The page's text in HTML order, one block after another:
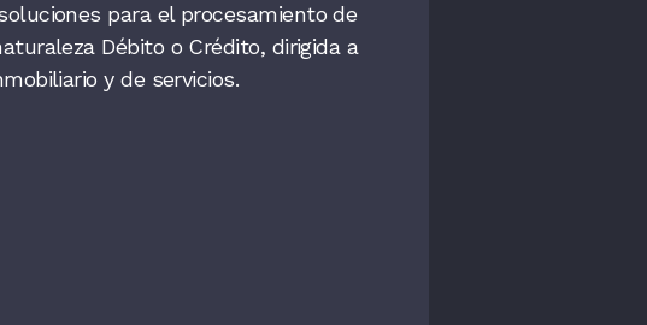
para el procesamiento de
Débito o Crédito, dirigida a
y de servicios.